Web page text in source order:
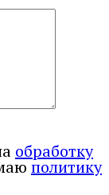
обработку
политику